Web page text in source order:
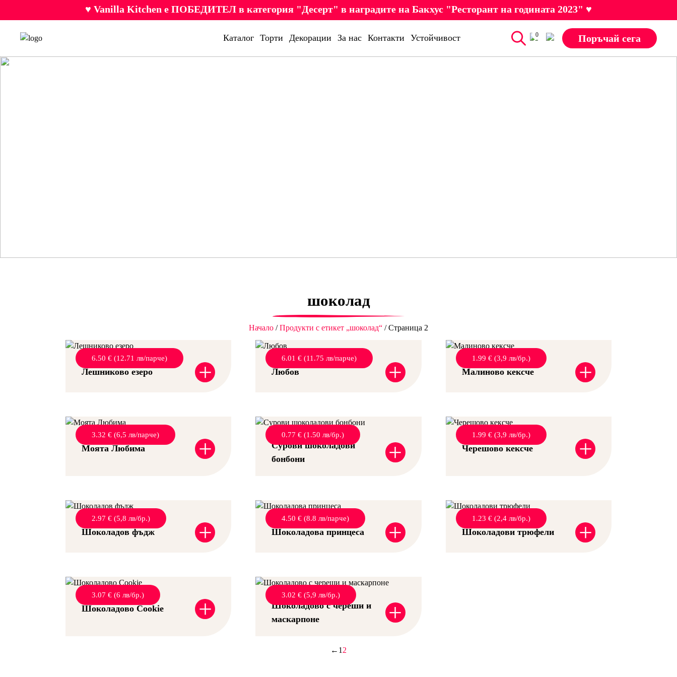
♥ Vanilla Kitchen е ПОБЕДИТЕЛ в категория "Десерт" в наградите на Бакхус "Ресторант на годината 2023" ♥
Каталог Торти Декорации За нас Контакти Устойчивост 0 Поръчай сега
шоколад
Начало /Продукти с етикет „шоколад“ / Страница 2
Лешниково езеро +
6.50 € (12.71 лв/парче)
Любов +
6.01 € (11.75 лв/парче)
Малиново кексче +
1.99 € (3,9 лв/бр.)
Моята Любима +
3.32 € (6,5 лв/парче)
Сурови шоколадови
бонбони
+
0.77 € (1.50 лв/бр.)
Черешово кексче +
1.99 € (3,9 лв/бр.)
Шоколадов фъдж +
2.97 € (5,8 лв/бр.)
Шоколадова принцеса +
4.50 € (8.8 лв/парче)
Шоколадови трюфели +
1.23 € (2,4 лв/бр.)
Шоколадово Cookie +
3.07 € (6 лв/бр.)
Шоколадово с череши и
маскарпоне
+
3.02 € (5,9 лв/бр.)
← 1 2